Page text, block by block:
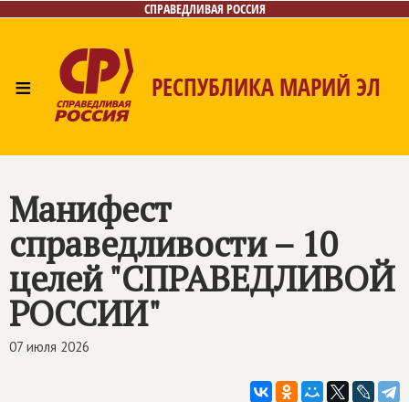
СПРАВЕДЛИВАЯ РОССИЯ
≡ РЕСПУБЛИКА МАРИЙ ЭЛ
Манифест
справедливости – 10
целей "СПРАВЕДЛИВОЙ
РОССИИ"
07 июля 2026